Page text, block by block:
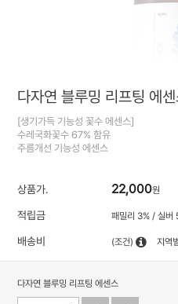
다자연 블루밍 리프팅 에
[생기가득 기능성 꽃수 에센스]
수레국화꽃수 67% 함유
주름개선 기능성 에센스
상품가. 22,000원
적립금 패밀리 3% / 실
배송비 (조건) 지역
다자연 블루밍 리프팅 에센스